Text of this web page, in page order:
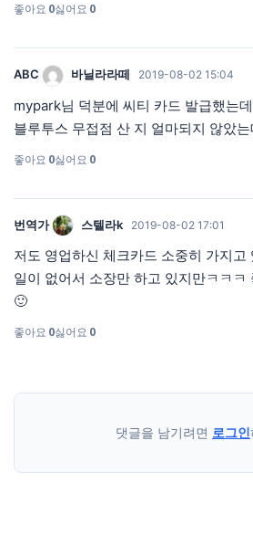
좋아요 0싫어요 0
ABC 바닐라라떼 2019-08-02 15:04
mypark님 덕분에 씨티 카드 발급했는
블루투스 무접점 산 지 얼마되지 않았는
좋아요 0싫어요 0
번역가 스텔라k 2019-08-02 17:01
저도 영업하신 체크카드 소중히 가지고
일이 없어서 소장만 하고 있지만ㅋㅋㅋ
🙂
좋아요 0싫어요 0
댓글을 남기려면 로그인